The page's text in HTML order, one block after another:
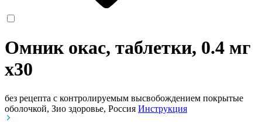
Омник окас, таблетки, 0.4 мг
x30
без рецепта с контролируемым высвобождением покрытые
оболочкой, Зио здоровье, Россия Инструкция